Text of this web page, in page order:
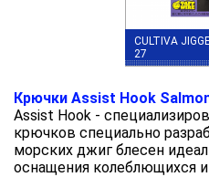
CULTIVA
27
Крючки Assist Hook
Assist Hook -
крючков специально
морских джиг блесен
оснащения колеблющихся